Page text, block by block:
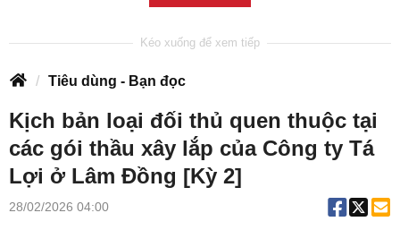
Tiêu dùng - Bạn đọc
Kịch bản loại đối thủ quen thuộc tại
các gói thầu xây lắp của Công ty Tá
Lợi ở Lâm Đồng [Kỳ 2]
28/02/2026 04:00